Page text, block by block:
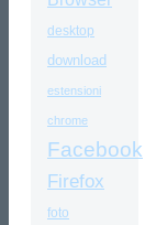
desktop
download
estensioni
chrome
Facebook
Firefox
foto